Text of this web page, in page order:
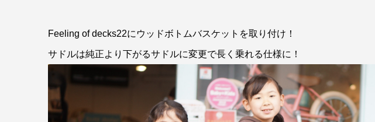
Feeling of decks22にウッドボトムバスケットを取り付け！
サドルは純正より下がるサドルに変更で長く乗れる仕様に！